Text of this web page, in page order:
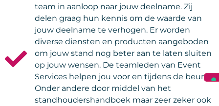
team in aanloop naar jouw deelname. Zij
delen graag hun kennis om de waarde van
jouw deelname te verhogen. Er worden
diverse diensten en producten aangeboden
om jouw stand nog beter aan te laten sluiten
op jouw wensen. De teamleden van Event
Services helpen jou voor en tijdens de beurs.
Onder andere door middel van het
standhoudershandboek maar zeer zeker ook